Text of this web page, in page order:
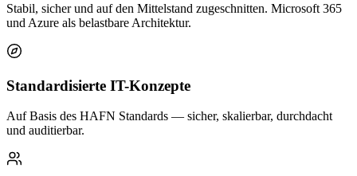
Stabil, sicher und auf den Mittelstand zugeschnitten. Microsoft 365
und Azure als belastbare Architektur.
Standardisierte IT-Konzepte
Auf Basis des HAFN Standards — sicher, skalierbar, durchdacht
und auditierbar.